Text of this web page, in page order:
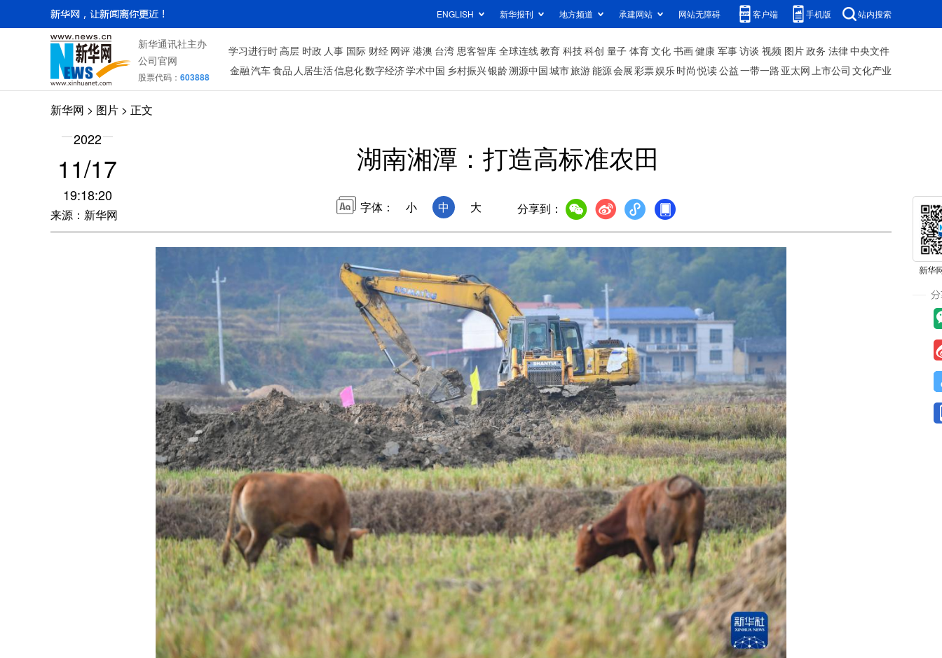
ENGLISH 新华报刊 地方频道 承建网站 网站无障碍 客户端 手机版 站内搜索
新华通讯社主办
公司官网
股票代码： 603888
学习进行时高层 时政 人事 国际 财经 网评 港澳 台湾 思客智库 全球连线教育 科技科创 量子 体育文化 书画健康 军事访谈 视频 图片政务 法律中央文件
金融汽车食品 人居生活信息化数字经济学术中国 乡村振兴银龄溯源中国城市旅游能源会展彩票娱乐时尚 悦读公益一带一路 亚太网上市公司 文化产业
新华网 > 图片 > 正文
2022
11/17
19:18:20
来源：新华网
湖南湘潭：打造高标准农田
字体： 小 中 大 分享到：